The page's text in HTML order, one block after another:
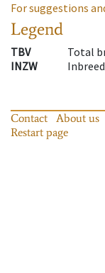
For suggestions
Legend
TBV
Total
INZW
Contact About us
Restart page